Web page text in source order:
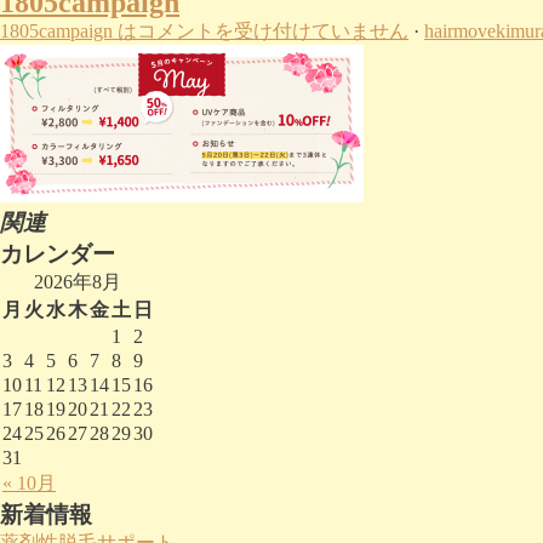
1805campaign はコメントを受け付けていません ·
関連
カレンダー
2026年8月
月 火 水木金土 日
« 10月
1
2
3 4 5 6 7 8 9
1011 12 13141516
1718192021 22 23
24252627282930
31
新着情報